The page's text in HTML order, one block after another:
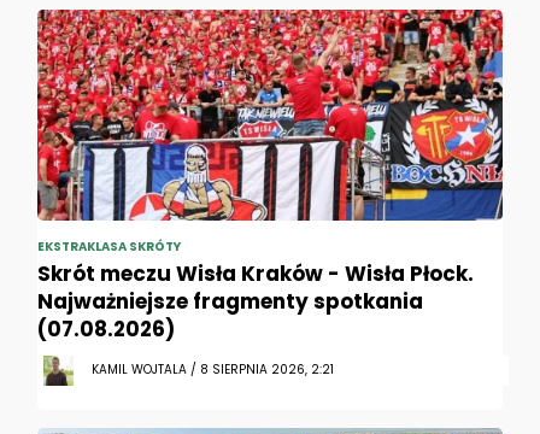
EKSTRAKLASA SKRÓTY
Skrót meczu Wisła Kraków - Wisła Płock.
Najważniejsze fragmenty spotkania
(07.08.2026)
KAMIL WOJTALA / 8 SIERPNIA 2026, 2:21